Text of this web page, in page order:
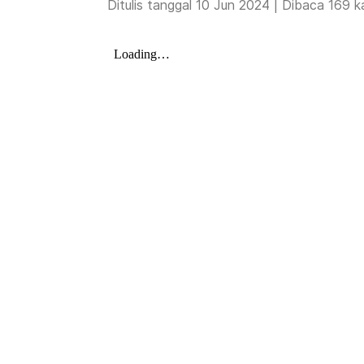
Ditulis tanggal 10 Jun 2024 | Dibaca 169